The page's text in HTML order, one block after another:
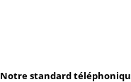
Notre standard